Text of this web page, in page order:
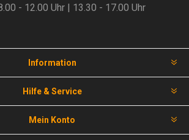
- 12.00 Uhr | 13.30 - 17.00 Uhr
Information
Hilfe & Service
Mein Konto